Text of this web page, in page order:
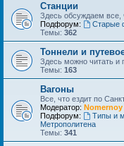
Станции
Здесь обсуждаем все,
Подфорум:
Старые
Темы: 362
Тоннели и
Здесь можно читать и
Темы: 163
Вагоны
Все, что ездит по
Модератор: Nomernoy
Подфорум:
Типы и
Метрополитена
Темы: 341